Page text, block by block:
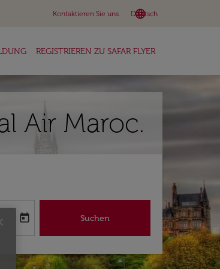
Kontaktieren Sie uns language
Deutsch
keyboard_arrow_down
REGISTRIEREN ZU SAFAR FLYER
Air Maroc.
aria-label
today Suchen